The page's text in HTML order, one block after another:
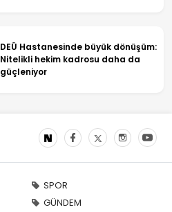
DEÜ Hastanesinde büyük dönüşüm:
Nitelikli hekim kadrosu daha da
güçleniyor
SPOR
GÜNDEM